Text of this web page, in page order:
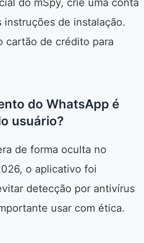
do mSpy, crie uma conta
instruções de instalação.
cartão de crédito para
do WhatsApp é
usuário?
de forma oculta no
o aplicativo foi
detecção por antivírus
usar com ética.